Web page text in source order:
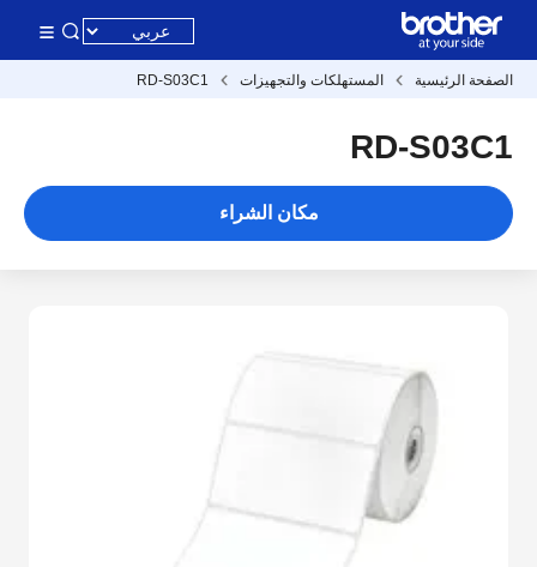
الصفحة الرئيسية المستهلكات والتجهيزات RD-S03C1
RD-S03C1
مكان الشراء